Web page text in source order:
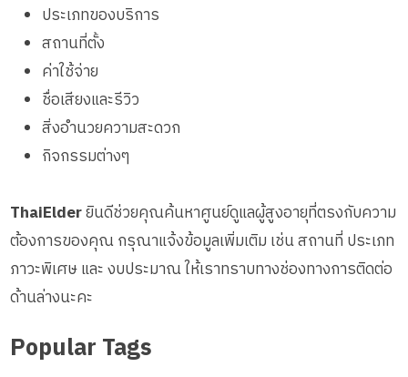
ประเภทของบริการ
สถานที่ตั้ง
ค่าใช้จ่าย
ชื่อเสียงและรีวิว
สิ่งอำนวยความสะดวก
กิจกรรมต่างๆ
ThaiElderยินดีช่วยคุณค้นหาศูนย์ดูแลผู้สูงอายุที่ตรงกับความ
ต้องการของคุณ กรุณาแจ้งข้อมูลเพิ่มเติม เช่น สถานที่ ประเภท
ภาวะพิเศษ และ งบประมาณ ให้เราทราบทางช่องทางการติดต่อ
ด้านล่างนะคะ
Popular Tags